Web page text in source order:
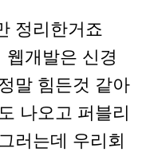
정리한거죠
웹개발은 신경
말 힘든것 같아
나오고 퍼블리
러는데 우리회